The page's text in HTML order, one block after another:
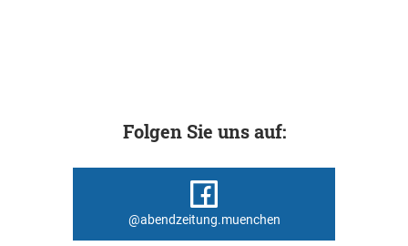
Folgen Sie uns auf:
@abendzeitung.muenchen